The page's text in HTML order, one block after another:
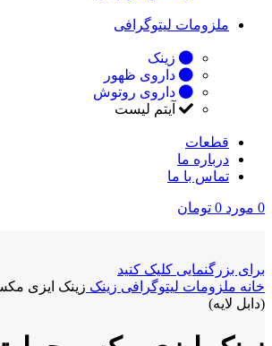
ملزومات لیتوگرافی
زینک
داروی ظهور
داروی روتوش
آیتم لیست
قطعات
درباره ما
تماس با ما
0 مورد 0 تومان
برای بزرگنمایی کلیک کنید
خانه ملزومات لیتوگرافی زینک
(دابل لایه)